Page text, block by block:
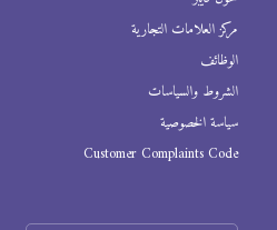
مركز العلامات التجارية
الوظائف
الشروط والسياسات
سياسة الخصوصية
Customer Complaints Code